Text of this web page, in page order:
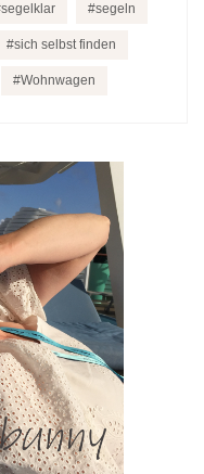
segelklar segeln
sich selbst finden
Wohnwagen